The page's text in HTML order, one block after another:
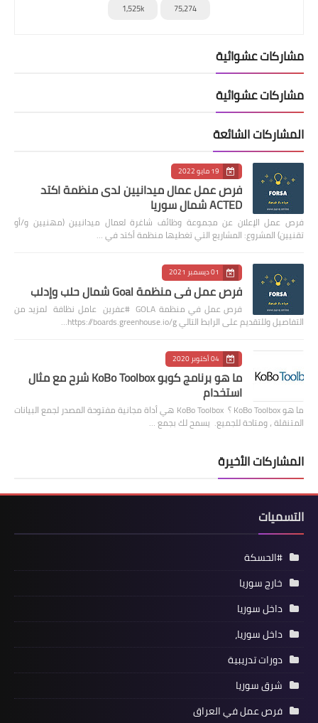
75,274
1,525k
مشاركات عشوائية
مشاركات عشوائية
المشاركات الشائعة
19 مايو 2022
فرص عمل عمال ميدانيين لدى منظمة اكتد
ACTED شمال سوريا
فرص عمل الإعلان عن مجموعة وظائف شاغرة لعمال ميدانيين (مهنيين و/أو
تقنيين) المشروع: المشاريع التي تغطيها منظمة أكتد في …
01 ديسمبر 2021
فرص عمل في منظمة Goal شمال حلب وإدلب
فرص عمل في منظمة GOLA #عفرين عامل نظافة لمزيد من
التفاصيل وللتقديم على الرابط التالي https://boards.greenhouse.io/g…
04 أكتوبر 2020
ما هو برنامج كوبو KoBo Toolbox شرح مع مثال
استخدام
ما هو KoBo Toolbox ؟ KoBo Toolbox هي أداة مجانية مفتوحة المصدر لجمع البيانات
المتنقلة ، ومتاحة للجميع. يسمح لك بجمع …
المشاركات الأخيرة
التسميات
#الحسكة
خارج سوريا
داخل سوريا
داخل سوريا،
دورات تدريبية
شرق سوريا
فرص عمل في العراق